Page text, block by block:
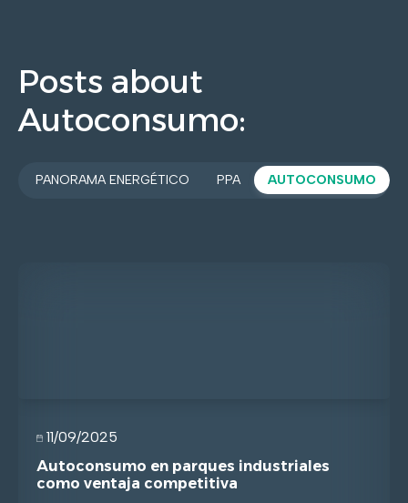
Posts about
Autoconsumo:
PANORAMA ENERGÉTICO PPA AUTOCONSUMO
11/09/2025
Autoconsumo en parques industriales
como ventaja competitiva